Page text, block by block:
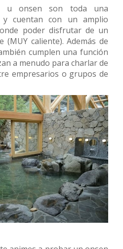
u onsen son toda una
y cuentan con un amplio
poder disfrutar de un
(MUY caliente). Además de
cumplen una función
a menudo para charlar de
empresarios o grupos de